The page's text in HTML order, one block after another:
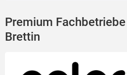
Premium
Brettin